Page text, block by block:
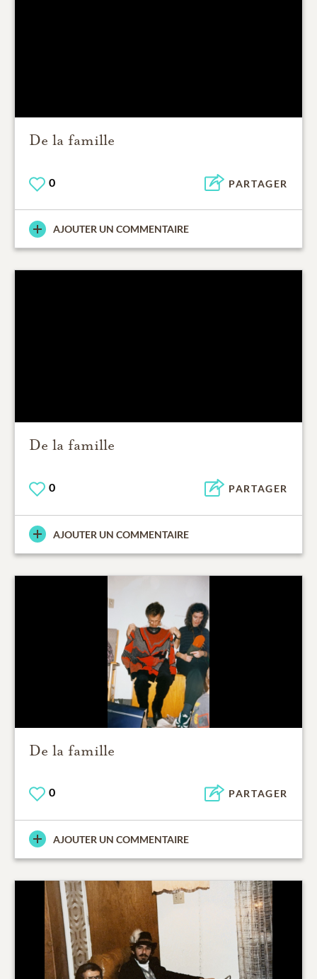
De la famille
0 PARTAGER
AJOUTER UN COMMENTAIRE
De la famille
0 PARTAGER
AJOUTER UN COMMENTAIRE
De la famille
0 PARTAGER
AJOUTER UN COMMENTAIRE